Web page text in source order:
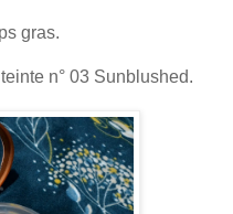
gras.
n° 03 Sunblushed.